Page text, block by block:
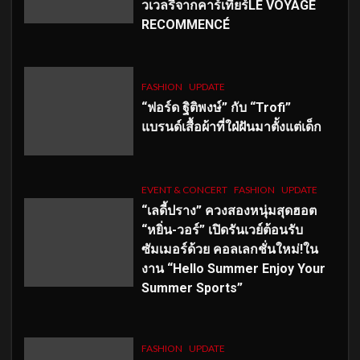
วเวลรีจากคาร์เทียร์LE VOYAGE
RECOMMENCÉ
FASHION UPDATE
“ฟอร์ด ฐิติพงษ์” กับ “Trofi”
แบรนด์เสื้อผ้าที่ใฝ่ฝันมาตั้งแต่เด็ก
EVENT & CONCERT FASHION UPDATE
“เลดี้ปราง” ควงสองหนุ่มสุดฮอต
“หยิ่น-วอร์” เปิดรันเวย์ต้อนรับ
ซัมเมอร์ด้วย คอลเลกชั่นใหม่!ใน
งาน “Hello Summer Enjoy Your
Summer Sports”
FASHION UPDATE